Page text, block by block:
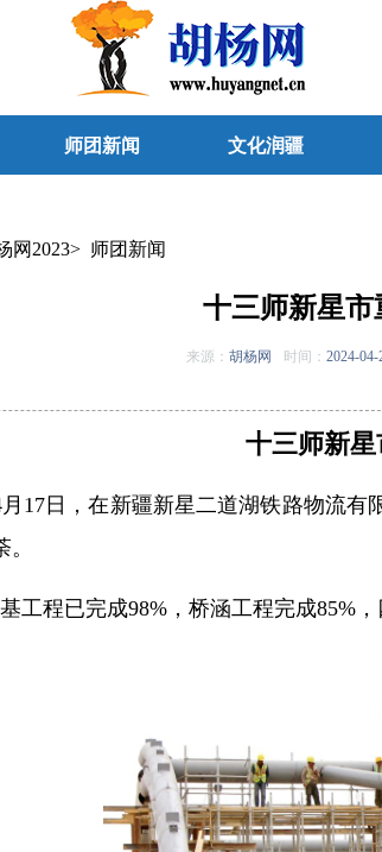
师团新闻 文化润疆
网2023> 师团新闻
十三师新星市
来源： 胡杨网 时间： 2024-04-
十三师新
17日，在新疆新星二道湖铁路物流
工程已完成98%，桥涵工程完成85%